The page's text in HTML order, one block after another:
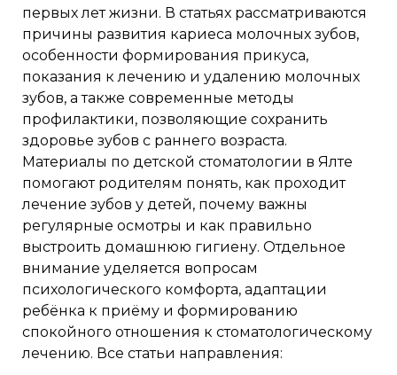
первых лет жизни. В статьях рассматриваются
причины развития кариеса молочных зубов,
особенности формирования прикуса,
показания к лечению и удалению молочных
зубов, а также современные методы
профилактики, позволяющие сохранить
здоровье зубов с раннего возраста.
Материалы по детской стоматологии в Ялте
помогают родителям понять, как проходит
лечение зубов у детей, почему важны
регулярные осмотры и как правильно
выстроить домашнюю гигиену. Отдельное
внимание уделяется вопросам
психологического комфорта, адаптации
ребёнка к приёму и формированию
спокойного отношения к стоматологическому
лечению. Все статьи направления: